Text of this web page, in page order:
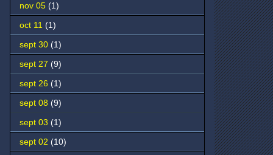
nov 05 (1)
oct 11 (1)
sept 30 (1)
sept 27 (9)
sept 26 (1)
sept 08 (9)
sept 03 (1)
sept 02 (10)